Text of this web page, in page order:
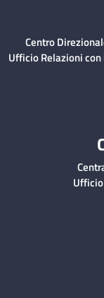
Centro
Ufficio Relazioni